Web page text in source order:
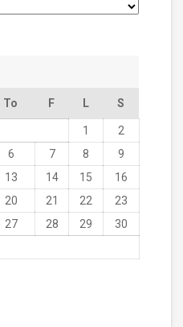
To F L S
1
2
6 7 8
9
13 14 15
16
20 21 22
23
27 28 29
30